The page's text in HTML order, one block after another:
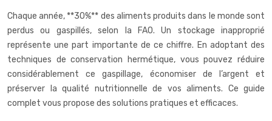
Chaque année, **30%** des aliments produits dans le monde sont
perdus ou gaspillés, selon la FAO. Un stockage inapproprié
représente une part importante de ce chiffre. En adoptant des
techniques de conservation hermétique, vous pouvez réduire
considérablement ce gaspillage, économiser de l’argent et
préserver la qualité nutritionnelle de vos aliments. Ce guide
complet vous propose des solutions pratiques et efficaces.